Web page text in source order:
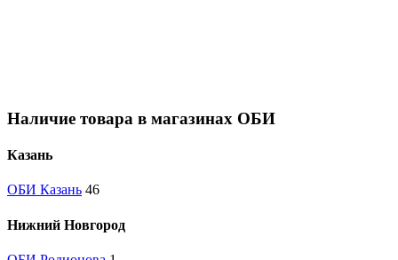
Наличие товара в магазинах ОБИ
Казань
ОБИ Казань 46
Нижний Новгород